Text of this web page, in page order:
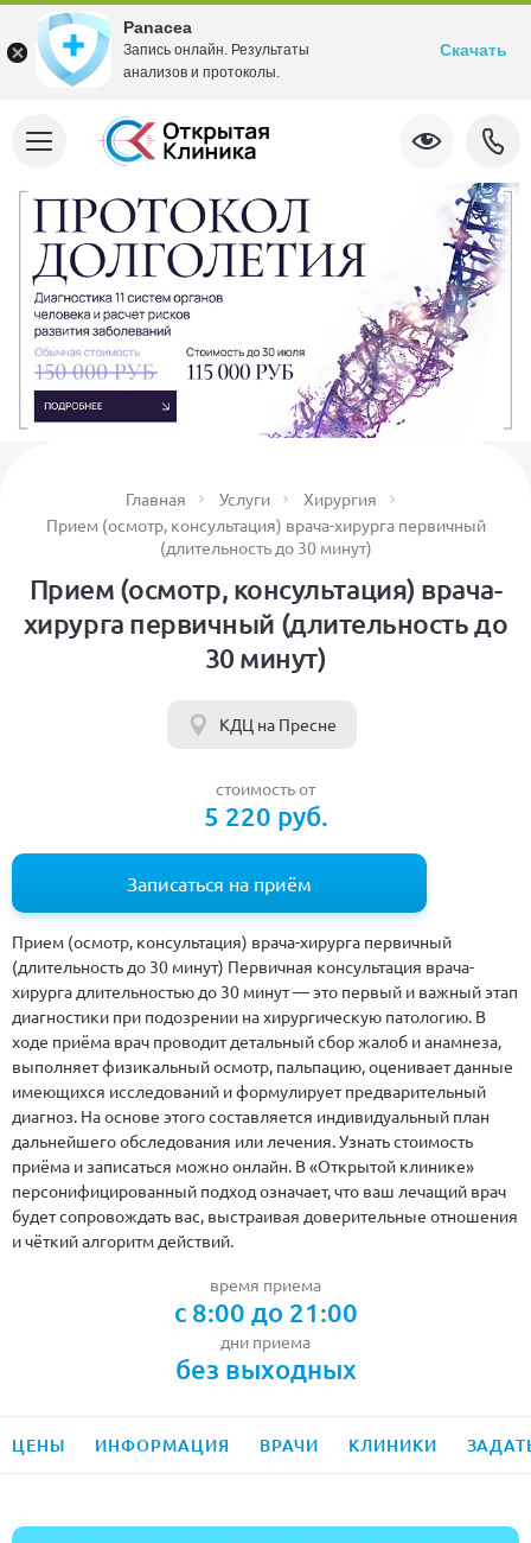
Главная Услуги
Хирургия
Прием (осмотр, консультация) врача-хирурга первичный
(длительность до 30 минут)
Прием (осмотр, консультация) врача-
хирурга первичный (длительность до
30 минут)
КДЦ на Пресне
стоимость от
5 220 руб.
Записаться на приём
Прием (осмотр, консультация) врача-хирурга первичный
(длительность до 30 минут) Первичная консультация врача-
хирурга длительностью до 30 минут — это первый и важный этап
диагностики при подозрении на хирургическую патологию. В
ходе приёма врач проводит детальный сбор жалоб и анамнеза,
выполняет физикальный осмотр, пальпацию, оценивает данные
имеющихся исследований и формулирует предварительный
диагноз. На основе этого составляется индивидуальный план
дальнейшего обследования или лечения. Узнать стоимость
приёма и записаться можно онлайн. В «Открытой клинике»
персонифицированный подход означает, что ваш лечащий врач
будет сопровождать вас, выстраивая доверительные отношения
и чёткий алгоритм действий.
время приема
с 8:00 до 21:00
дни приема
без выходных
ЦЕНЫ ИНФОРМАЦИЯ ВРАЧИ КЛИНИКИ
Panacea
Запись онлайн. Результаты
анализов и протоколы.
Скачать